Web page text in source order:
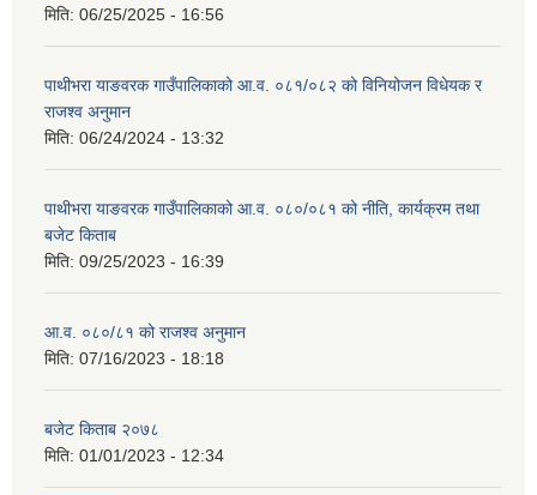
मिति: 06/25/2025 - 16:56
पाथीभरा याङवरक गाउँपालिकाको आ.व. ०८१/०८२ को विनियोजन विधेयक र
राजश्व अनुमान
मिति: 06/24/2024 - 13:32
पाथीभरा याङवरक गाउँपालिकाको आ.व. ०८०/०८१ को नीति, कार्यक्रम तथा
बजेट किताब
मिति: 09/25/2023 - 16:39
आ.व. ०८०/८१ को राजश्व अनुमान
मिति: 07/16/2023 - 18:18
बजेट किताब २०७८
मिति: 01/01/2023 - 12:34